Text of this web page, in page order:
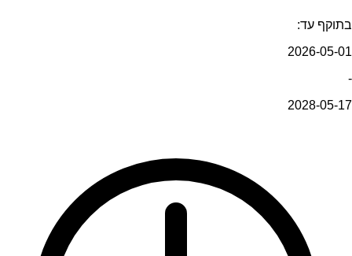
בתוקף עד:
2026-05-01
-
2028-05-17